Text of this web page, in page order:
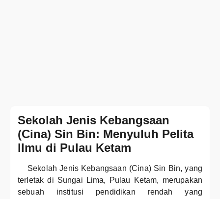
Sekolah Jenis Kebangsaan
(Cina) Sin Bin: Menyuluh Pelita
Ilmu di Pulau Ketam
Sekolah Jenis Kebangsaan (Cina) Sin Bin, yang
terletak di Sungai Lima, Pulau Ketam, merupakan
sebuah institusi pendidikan rendah yang